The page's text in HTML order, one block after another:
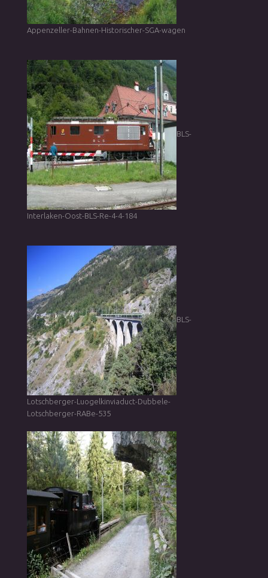
Appenzeller-Bahnen-Historischer-SGA-wagen
BLS-
Interlaken-Oost-BLS-Re-4-4-184
BLS-
Lotschberger-Luogelkinviaduct-Dubbele-
Lotschberger-RABe-535